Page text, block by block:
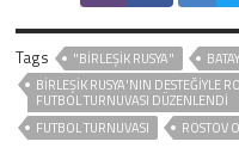
Tags "BIRLEŞIK RUSYA"
BIRLEŞIK RUSYA'NIN DESTEĞIYLE
FUTBOL TURNUVASI DÜZENLENDI
FUTBOL TURNUVASI
ROSTOV